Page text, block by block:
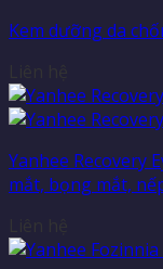
Kem dưỡng da
Yanhee Recovery
mắt, bọng mắt,